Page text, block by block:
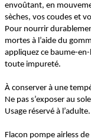
envoûtant, en
sèches, vos coudes et
Pour nourrir
mortes à l’aide du
appliquez ce baume-
toute impureté.
À conserver à une
Ne pas s’exposer au
Usage réservé à l’adulte.
Flacon pompe airless